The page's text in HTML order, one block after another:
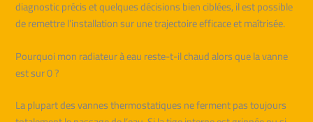
diagnostic précis et quelques décisions bien ciblées, il est possible
de remettre l’installation sur une trajectoire efficace et maîtrisée.
Pourquoi mon radiateur à eau reste-t-il chaud alors que la vanne
est sur 0 ?
La plupart des vannes thermostatiques ne ferment pas toujours